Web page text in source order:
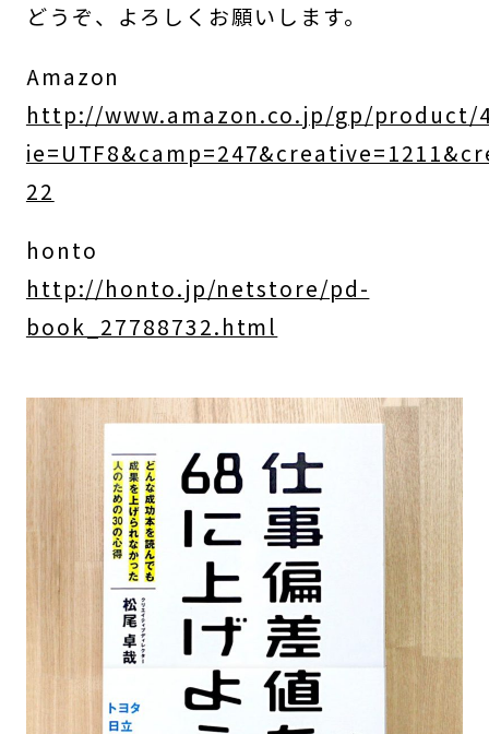
どうぞ、よろしくお願いします。
Amazon
http://www.amazon.co.jp/gp/product/
22
honto
http://honto.jp/netstore/pd-
book_27788732.html